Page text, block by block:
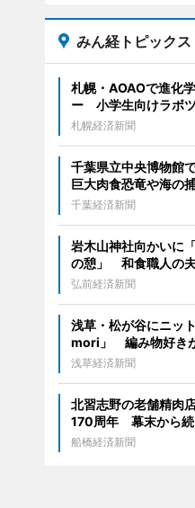
みん経トピックス
札幌・AOAOで進化
ー 小学生向けラボ
札幌経済新聞
千葉県立中央博物館
巨大肉食恐竜や海の
千葉経済新聞
岩木山神社向かいに
の憩」 和食職人の
弘前経済新聞
浅草・松が谷にニッ
mori」 編み物好き
浅草経済新聞
北習志野の老舗精肉
170周年 幕末から続
船橋経済新聞